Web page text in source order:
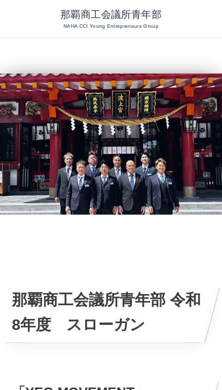
那覇商工会議所青年部
NAHA CCI Young Entrepreneurs Group
那覇商工会議所青年部 令和
8年度 スローガン